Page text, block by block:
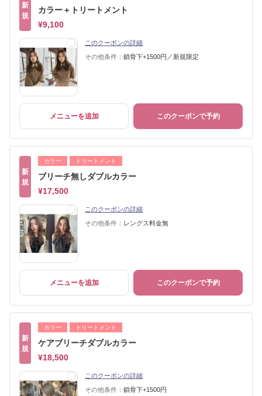
新
規
カラー＋トリートメント
¥9,100
このクーポンの詳細
その他条件： 鎖骨下+1500円／新規限定
メニューを追加 このクーポンで予約
新
規
カラー トリートメント
ブリーチ無しダブルカラー
¥17,500
このクーポンの詳細
その他条件： レングス料金無
メニューを追加 このクーポンで予約
新
規
カラー トリートメント
ケアブリーチダブルカラー
¥18,500
このクーポンの詳細
その他条件： 鎖骨下+1500円